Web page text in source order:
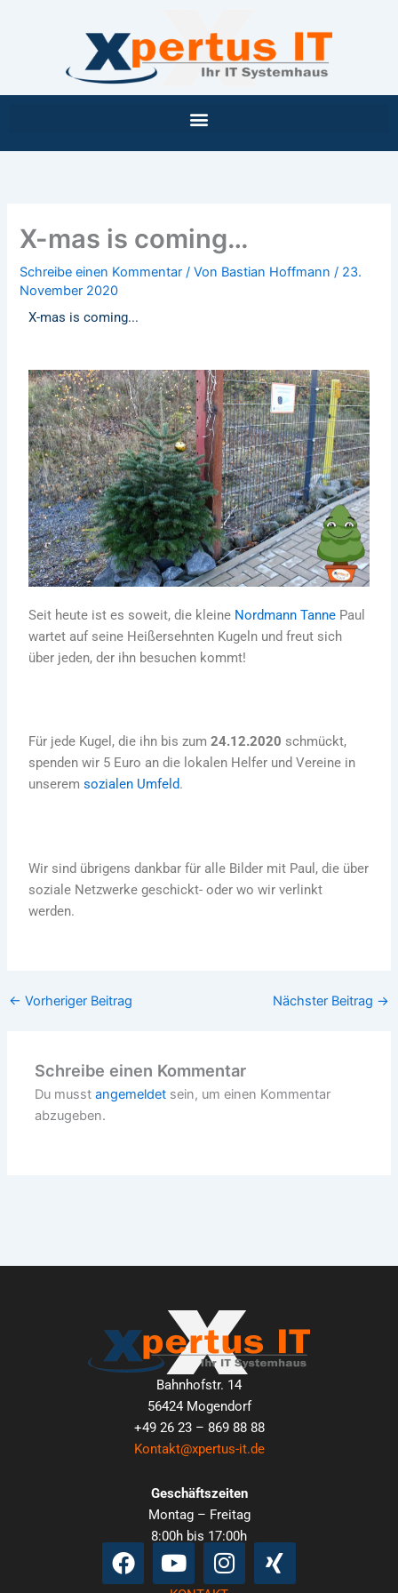
X-mas is coming…
Schreibe einen Kommentar / Von Bastian Hoffmann/ 23.
November 2020
X-mas is coming...
Seit heute ist es soweit, die kleine Nordmann Tanne Paul
wartet auf seine Heißersehnten Kugeln und freut sich
über jeden, der ihn besuchen kommt!
Für jede Kugel, die ihn bis zum24.12.2020 schmückt,
spenden wir 5 Euro an die lokalen Helfer und Vereine in
unseremsozialen Umfeld.
Wir sind übrigens dankbar für alle Bilder mit Paul, die über
soziale Netzwerke geschickt- oder wo wir verlinkt
werden.
← Vorheriger Beitrag Nächster Beitrag →
Schreibe einen Kommentar
Du musstangemeldet sein, um einen Kommentar
abzugeben.
Bahnhofstr. 14
56424 Mogendorf
+49 26 23 – 869 88 88
Kontakt@xpertus-it.de
Geschäftszeiten
Montag – Freitag
8:00h bis 17:00h
Facebook
YoutubeInstagram
Xing